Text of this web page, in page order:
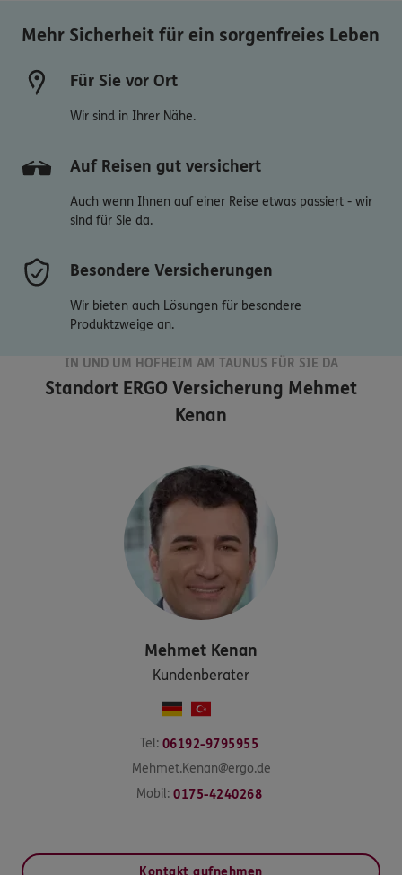
Mehr Sicherheit für ein sorgenfreies Leben
Für Sie vor Ort
Wir sind in Ihrer Nähe.
Auf Reisen gut versichert
Auch wenn Ihnen auf einer Reise etwas passiert - wir
sind für Sie da.
Besondere Versicherungen
Wir bieten auch Lösungen für besondere
Produktzweige an.
IN UND UM HOFHEIM AM TAUNUS FÜR SIE DA
Standort ERGO Versicherung Mehmet
Kenan
Mehmet Kenan
Kundenberater
Tel: 06192-9795955
Mehmet.Kenan@ergo.de
Mobil: 0175-4240268